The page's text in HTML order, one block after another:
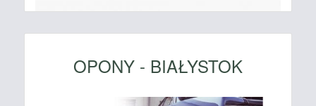
OPONY - BIAŁYSTOK